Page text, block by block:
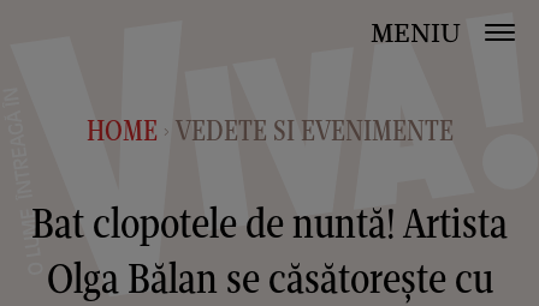
MENIU
HOME > VEDETE SI EVENIMENTE
Bat clopotele de nuntă! Artista
Olga Bălan se căsătorește cu